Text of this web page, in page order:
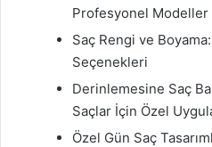
Profesyonel Modeller
Saç Rengi ve
Seçenekleri
Derinlemesine Saç
Saçlar İçin Özel
Özel Gün Saç